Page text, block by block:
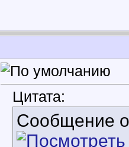
Цитата:
Сообщение